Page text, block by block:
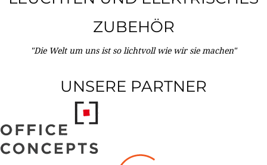
ZUBEHÖR
"Die Welt um uns ist so lichtvoll wie wir sie machen"
UNSERE PARTNER